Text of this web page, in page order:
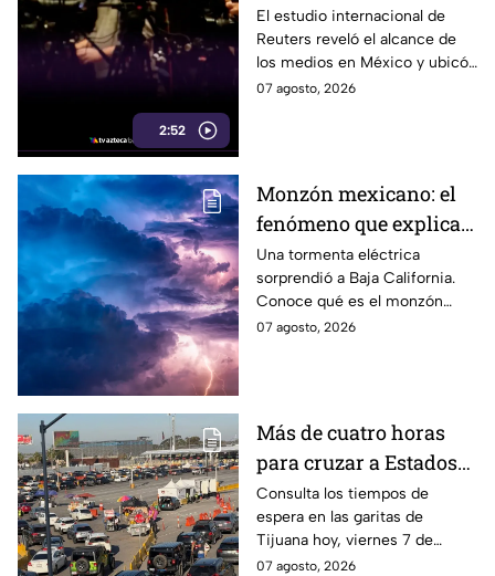
2:52
TV Azteca como líder
entre medios
tradicionales
El estudio internacional de
Reuters reveló el alcance de
los medios en México y ubicó
a TV Azteca como referente
07 agosto, 2026
Monzón mexicano: el
fenómeno que explica
la tormenta eléctrica
que sorprendió a Baja
California
Una tormenta eléctrica
sorprendió a Baja California.
Conoce qué es el monzón
mexicano, por qué ocurre y
07 agosto, 2026
Más de cuatro horas
para cruzar a Estados
Unidos hoy, viernes 7
de agosto, por las
garitas de Tijuana
Consulta los tiempos de
espera en las garitas de
Tijuana hoy, viernes 7 de
agosto de 2026, y planea tu
07 agosto, 2026